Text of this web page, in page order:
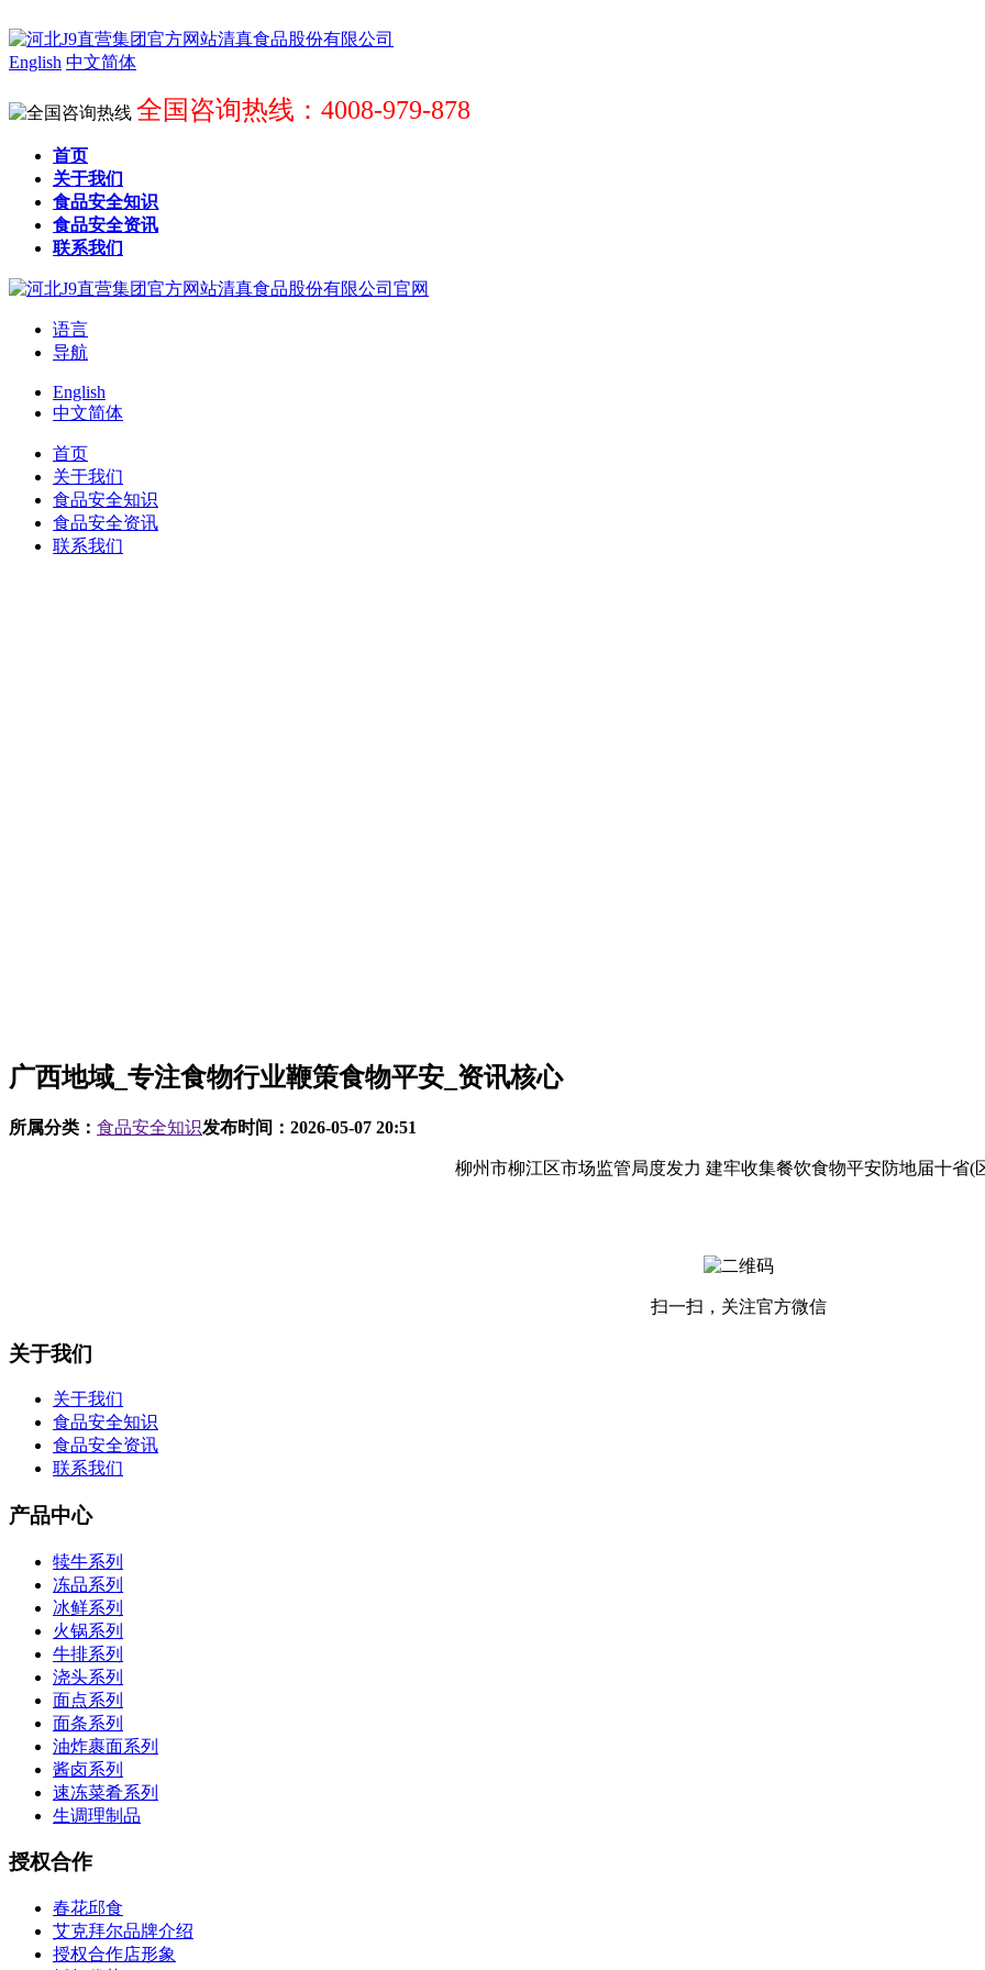
English 中文简体
全国咨询热线：4008-979-878
首页
关于我们
食品安全知识
食品安全资讯
联系我们
语言
导航
English
中文简体
首页
关于我们
食品安全知识
食品安全资讯
联系我们
广西地域_专注食物行业鞭策食物平安_资讯核心
所属分类： 食品安全知识发布时间： 2026-05-07 20:51
柳州市柳江区市场监管局度发力 建牢收集餐饮食物平安防地届十省(区
扫一扫，关注官方微信
关于我们
关于我们
食品安全知识
食品安全资讯
联系我们
产品中心
犊牛系列
冻品系列
冰鲜系列
火锅系列
牛排系列
浇头系列
面点系列
面条系列
油炸裹面系列
酱卤系列
速冻菜肴系列
生调理制品
授权合作
春花邱食
艾克拜尔品牌介绍
授权合作店形象